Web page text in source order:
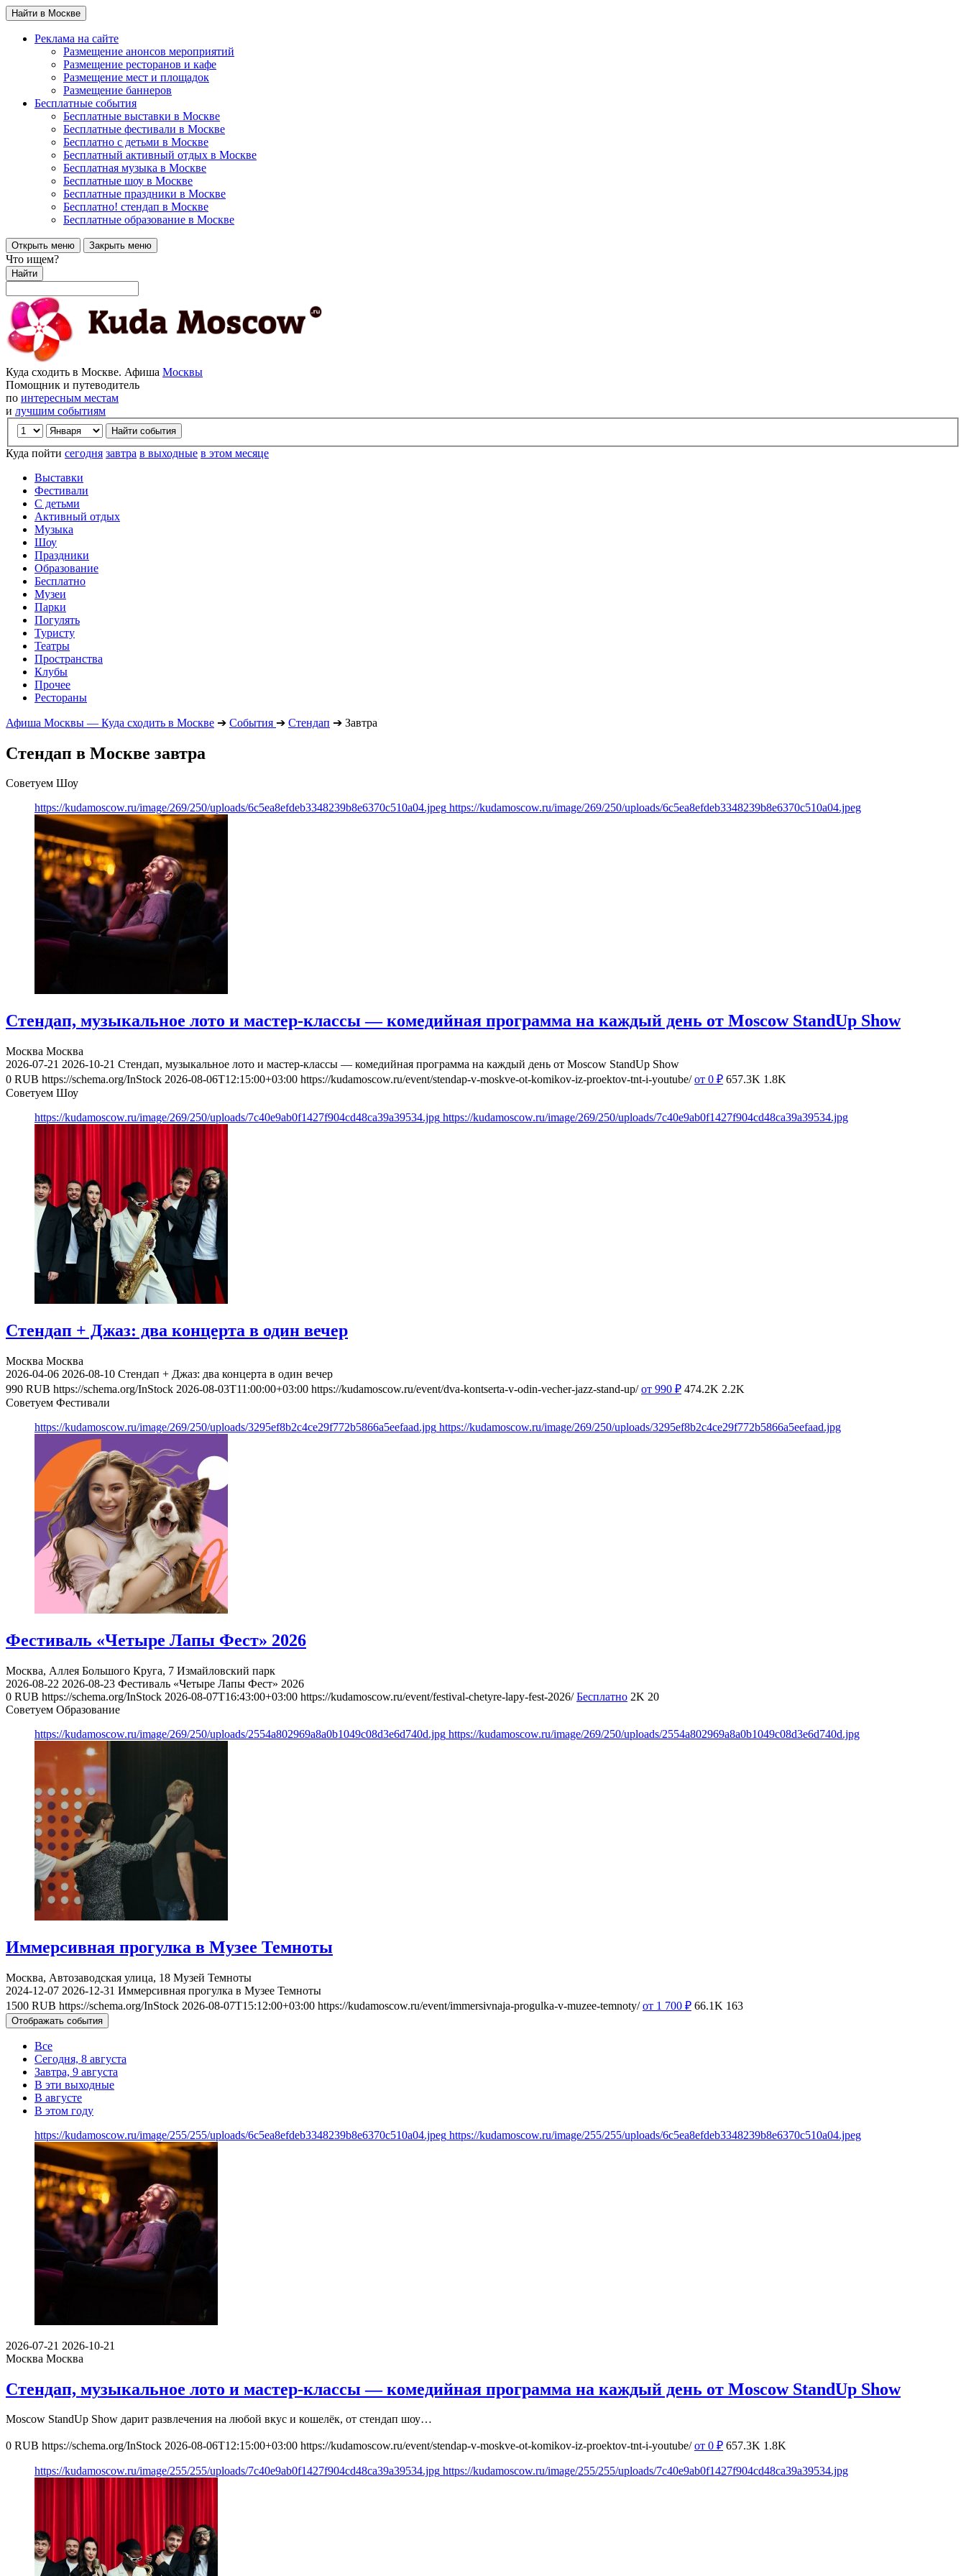
Найти в Москве
Реклама на сайте
Размещение анонсов мероприятий
Размещение ресторанов и кафе
Размещение мест и площадок
Размещение баннеров
Бесплатные события
Бесплатные выставки в Москве
Бесплатные фестивали в Москве
Бесплатно с детьми в Москве
Бесплатный активный отдых в Москве
Бесплатная музыка в Москве
Бесплатные шоу в Москве
Бесплатные праздники в Москве
Бесплатно! стендап в Москве
Бесплатные образование в Москве
Открыть меню Закрыть меню
Что ищем?
Найти
Куда сходить в Москве. Афиша Москвы
Помощник и путеводитель
по интересным местам
и лучшим событиям
Куда пойти сегодня завтра в выходные в этом месяце
Выставки
Фестивали
С детьми
Активный отдых
Музыка
Шоу
Праздники
Образование
Бесплатно
Музеи
Парки
Погулять
Туристу
Театры
Пространства
Клубы
Прочее
Рестораны
Афиша Москвы — Куда сходить в Москве ➔ События ➔ Стендап ➔ Завтра
Стендап в Москве завтра
Советуем Шоу
https://kudamoscow.ru/image/269/250/uploads/6c5ea8efdeb3348239b8e6370c510a04.jpeg https://kudamoscow.ru/image/269/250/uploads/6c5ea8efdeb3348239b8e6370c510a04.jpeg
Стендап, музыкальное лото и мастер-классы — комедийная программа на каждый день от Moscow StandUp Show
Москва Москва
2026-07-21 2026-10-21 Стендап, музыкальное лото и мастер-классы — комедийная программа на каждый день от Moscow StandUp Show
0 RUB https://schema.org/InStock 2026-08-06T12:15:00+03:00 https://kudamoscow.ru/event/stendap-v-moskve-ot-komikov-iz-proektov-tnt-i-youtube/ от 0 ₽ 657.3K 1.8K
Советуем Шоу
https://kudamoscow.ru/image/269/250/uploads/7c40e9ab0f1427f904cd48ca39a39534.jpg https://kudamoscow.ru/image/269/250/uploads/7c40e9ab0f1427f904cd48ca39a39534.jpg
Стендап + Джаз: два концерта в один вечер
Москва Москва
2026-04-06 2026-08-10 Стендап + Джаз: два концерта в один вечер
990 RUB https://schema.org/InStock 2026-08-03T11:00:00+03:00 https://kudamoscow.ru/event/dva-kontserta-v-odin-vecher-jazz-stand-up/ от 990 ₽ 474.2K 2.2K
Советуем Фестивали
https://kudamoscow.ru/image/269/250/uploads/3295ef8b2c4ce29f772b5866a5eefaad.jpg https://kudamoscow.ru/image/269/250/uploads/3295ef8b2c4ce29f772b5866a5eefaad.jpg
Фестиваль «Четыре Лапы Фест» 2026
Москва, Аллея Большого Круга, 7 Измайловский парк
2026-08-22 2026-08-23 Фестиваль «Четыре Лапы Фест» 2026
0 RUB https://schema.org/InStock 2026-08-07T16:43:00+03:00 https://kudamoscow.ru/event/festival-chetyre-lapy-fest-2026/ Бесплатно 2K 20
Советуем Образование
https://kudamoscow.ru/image/269/250/uploads/2554a802969a8a0b1049c08d3e6d740d.jpg https://kudamoscow.ru/image/269/250/uploads/2554a802969a8a0b1049c08d3e6d740d.jpg
Иммерсивная прогулка в Музее Темноты
Москва, Автозаводская улица, 18 Музей Темноты
2024-12-07 2026-12-31 Иммерсивная прогулка в Музее Темноты
1500 RUB https://schema.org/InStock 2026-08-07T15:12:00+03:00 https://kudamoscow.ru/event/immersivnaja-progulka-v-muzee-temnoty/ от 1 700 ₽ 66.1K 163
Отображать события
Все
Сегодня, 8 августа
Завтра, 9 августа
В эти выходные
В августе
В этом году
https://kudamoscow.ru/image/255/255/uploads/6c5ea8efdeb3348239b8e6370c510a04.jpeg https://kudamoscow.ru/image/255/255/uploads/6c5ea8efdeb3348239b8e6370c510a04.jpeg
2026-07-21 2026-10-21
Москва Москва
Стендап, музыкальное лото и мастер-классы — комедийная программа на каждый день от Moscow StandUp Show
Moscow StandUp Show дарит развлечения на любой вкус и кошелёк, от стендап шоу…
0 RUB https://schema.org/InStock 2026-08-06T12:15:00+03:00 https://kudamoscow.ru/event/stendap-v-moskve-ot-komikov-iz-proektov-tnt-i-youtube/ от 0 ₽ 657.3K 1.8K
https://kudamoscow.ru/image/255/255/uploads/7c40e9ab0f1427f904cd48ca39a39534.jpg https://kudamoscow.ru/image/255/255/uploads/7c40e9ab0f1427f904cd48ca39a39534.jpg